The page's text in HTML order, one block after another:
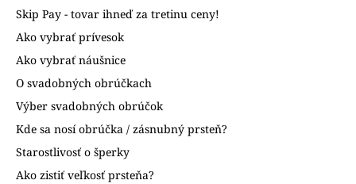
Skip Pay - tovar ihneď za tretinu ceny!
Ako vybrať prívesok
Ako vybrať náušnice
O svadobných obrúčkach
Výber svadobných obrúčok
Kde sa nosí obrúčka / zásnubný prsteň?
Starostlivosť o šperky
Ako zistiť veľkosť prsteňa?